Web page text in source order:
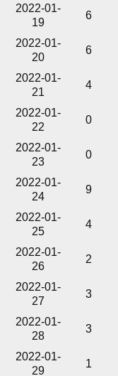
2022-01-
19
6
2022-01-
20
6
2022-01-
21
4
2022-01-
22
0
2022-01-
23
0
2022-01-
24
9
2022-01-
25
4
2022-01-
26
2
2022-01-
27
3
2022-01-
28
3
2022-01-
29
1